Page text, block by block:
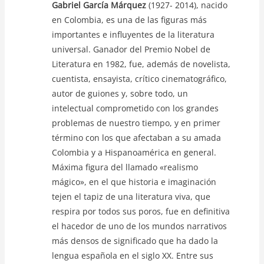
Gabriel García Márquez (1927- 2014), nacido
en Colombia, es una de las figuras más
importantes e influyentes de la literatura
universal. Ganador del Premio Nobel de
Literatura en 1982, fue, además de novelista,
cuentista, ensayista, crítico cinematográfico,
autor de guiones y, sobre todo, un
intelectual comprometido con los grandes
problemas de nuestro tiempo, y en primer
término con los que afectaban a su amada
Colombia y a Hispanoamérica en general.
Máxima figura del llamado «realismo
mágico», en el que historia e imaginación
tejen el tapiz de una literatura viva, que
respira por todos sus poros, fue en definitiva
el hacedor de uno de los mundos narrativos
más densos de significado que ha dado la
lengua española en el siglo XX. Entre sus